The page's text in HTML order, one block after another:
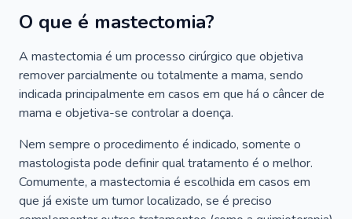
O que é mastectomia?
A mastectomia é um processo cirúrgico que objetiva
remover parcialmente ou totalmente a mama, sendo
indicada principalmente em casos em que há o câncer de
mama e objetiva-se controlar a doença.
Nem sempre o procedimento é indicado, somente o
mastologista pode definir qual tratamento é o melhor.
Comumente, a mastectomia é escolhida em casos em
que já existe um tumor localizado, se é preciso